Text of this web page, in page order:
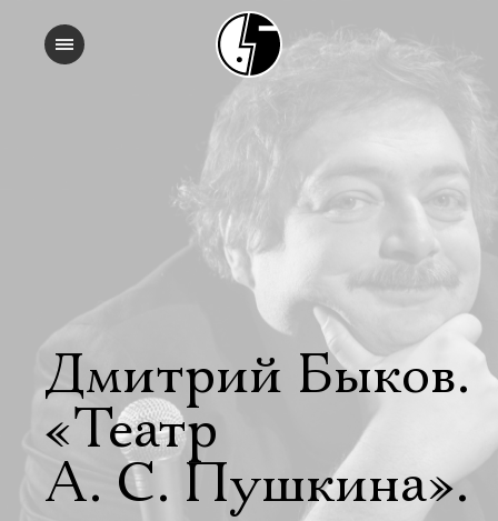
Дмитрий Быков.
«Театр
А. С. Пушкина».